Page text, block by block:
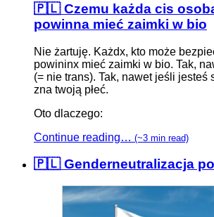
🇵🇱 Czemu każda cis
powinna mieć zaimki w bio
Nie żartuję. Każdx, kto może
powininx mieć zaimki w bio. Tak,
(= nie trans). Tak, nawet jeśli jesteś
zna twoją płeć.
Oto dlaczego:
Continue reading… (~3 min read)
🇵🇱 Genderneutralizacja